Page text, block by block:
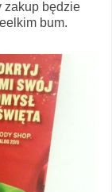
zakup będzie
bum.